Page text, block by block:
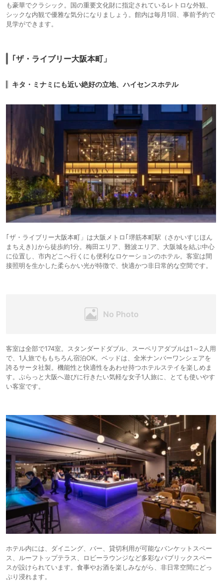
も豪華でクラシック。国の重要文化財に指定されているレトロな外観、
シックな内観で優雅な気分になりましょう。館内は毎月1回、事前予約で
見学ができます。
｢ザ・ライブリー大阪本町」
キタ・ミナミにも近い絶好の立地、ハイセンスホテル
｢ザ・ライブリー大阪本町」は大阪メトロ｢堺筋本町駅（さかいすじほん
まちえき)｣から徒歩約1分。梅田エリア、難波エリア、大阪城を結ぶ中心
に位置し、市内どこへ行くにも便利なロケーションのホテル。客室は間
接照明を生かした柔らかい光が特徴で、快適かつ非日常的な空間です。
客室は全部で174室。スタンダードダブル、スーペリアダブルは1～2人用
で、1人旅でももちろん宿泊OK。ベッドは、全米ナンバーワンシェアを
誇るサータ社製。機能性と快適性をあわせ持つホテルステイを楽しめま
す。ぷらっと大阪へ遊びに行きたい気軽な女子1人旅に、とても使いやす
い客室です。
ホテル内には、ダイニング、バー、貸切利用が可能なバンケットスペー
ス、ルーフトップテラス、ロビーラウンジなど多彩なパブリックスペー
スが設けられています。食事やお酒を楽しみながら、非日常空間にどっ
ぷり浸れます。